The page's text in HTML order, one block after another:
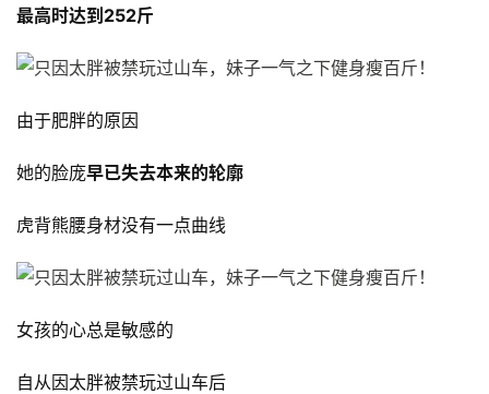
最高时达到252斤
由于肥胖的原因
她的脸庞早已失去本来的轮廓
虎背熊腰身材没有一点曲线
女孩的心总是敏感的
自从因太胖被禁玩过山车后